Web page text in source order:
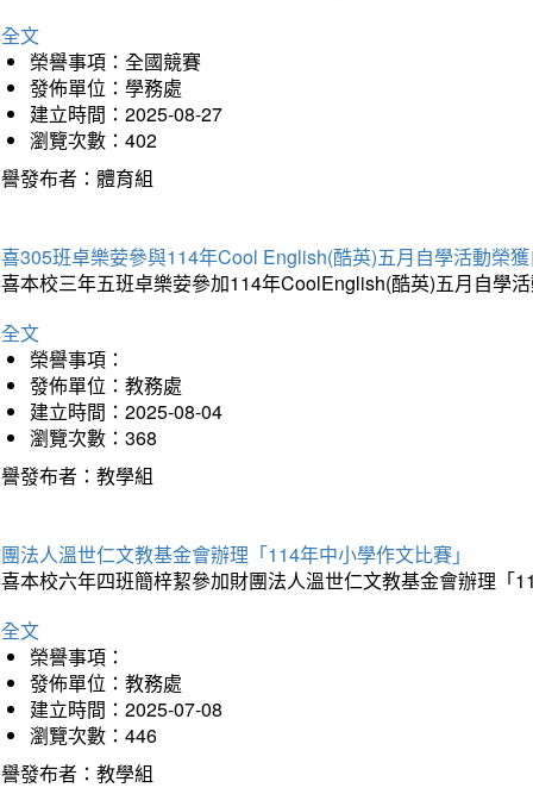
文
榮譽事項：全國競賽
發佈單位：學務處
建立時間：2025-08-27
瀏覽次數：402
發布者：體育組
305班卓樂荌參與114年Cool English(酷英)五月自學活動榮
本校三年五班卓樂荌參加114年CoolEnglish(酷英)五月自學
文
榮譽事項：
發佈單位：教務處
建立時間：2025-08-04
瀏覽次數：368
發布者：教學組
法人溫世仁文教基金會辦理「114年中小學作文比賽」
本校六年四班簡梓絜參加財團法人溫世仁文教基金會辦理「
文
榮譽事項：
發佈單位：教務處
建立時間：2025-07-08
瀏覽次數：446
發布者：教學組